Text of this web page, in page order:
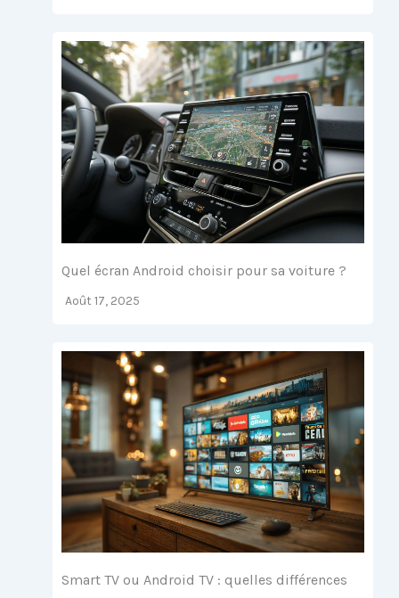
Quel écran Android choisir pour sa voiture ?
Août 17, 2025
Smart TV ou Android TV : quelles différences